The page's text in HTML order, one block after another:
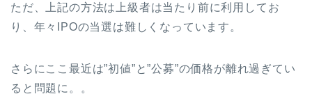
ただ、上記の方法は上級者は当たり前に利用してお
り、年々IPOの当選は難しくなっています。
さらにここ最近は”初値”と”公募”の価格が離れ過ぎてい
ると問題に。。